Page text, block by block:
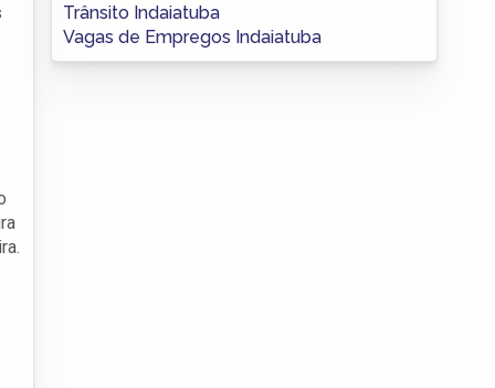
Trânsito Indaiatuba
Vagas de Empregos Indaiatuba